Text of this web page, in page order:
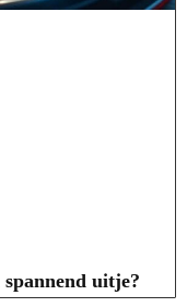
uitje?